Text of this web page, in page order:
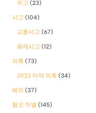
무고 (23)
사고 (104)
교통사고 (67)
화재사고 (12)
의혹 (73)
2023 마약 의혹 (34)
해외 (37)
혐오 차별 (145)